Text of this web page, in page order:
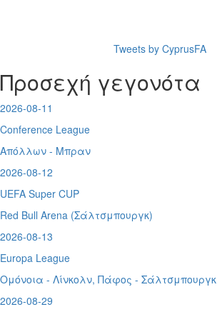
Tweets by CyprusFA
Προσεχή γεγονότα
2026-08-11
Conference League
Απόλλων - Μπραν
2026-08-12
UEFA Super CUP
Red Bull Arena (Σάλτσμπουργκ)
2026-08-13
Europa League
Ομόνοια - Λίνκολν, Πάφος - Σάλτσμπουργκ
2026-08-29